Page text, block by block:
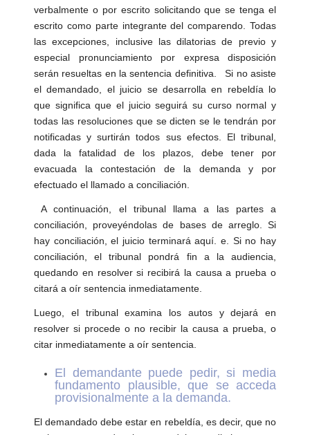
verbalmente o por escrito solicitando que se tenga el
escrito como parte integrante del comparendo. Todas
las excepciones, inclusive las dilatorias de previo y
especial pronunciamiento por expresa disposición
serán resueltas en la sentencia definitiva. Si no asiste
el demandado, el juicio se desarrolla en rebeldía lo
que significa que el juicio seguirá su curso normal y
todas las resoluciones que se dicten se le tendrán por
notificadas y surtirán todos sus efectos. El tribunal,
dada la fatalidad de los plazos, debe tener por
evacuada la contestación de la demanda y por
efectuado el llamado a conciliación.
A continuación, el tribunal llama a las partes a
conciliación, proveyéndolas de bases de arreglo. Si
hay conciliación, el juicio terminará aquí. e. Si no hay
conciliación, el tribunal pondrá fin a la audiencia,
quedando en resolver si recibirá la causa a prueba o
citará a oír sentencia inmediatamente.
Luego, el tribunal examina los autos y dejará en
resolver si procede o no recibir la causa a prueba, o
citar inmediatamente a oír sentencia.
El demandante puede pedir, si media
fundamento plausible, que se acceda
provisionalmente a la demanda.
El demandado debe estar en rebeldía, es decir, que no